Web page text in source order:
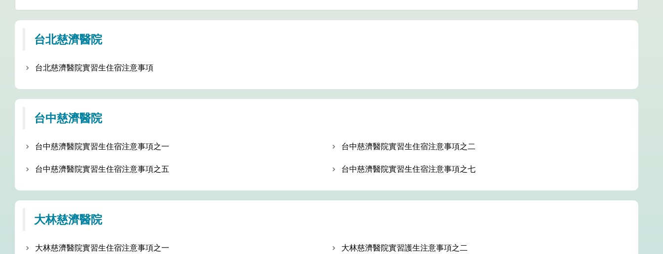
台北慈濟醫院
台北慈濟醫院實習生住宿注意事項
台中慈濟醫院
台中慈濟醫院實習生住宿注意事項之一 台中慈濟醫院實習生住宿注意事項之二
台中慈濟醫院實習生住宿注意事項之五 台中慈濟醫院實習生住宿注意事項之七
大林慈濟醫院
大林慈濟醫院實習生住宿注意事項之一 大林慈濟醫院實習護生注意事項之二